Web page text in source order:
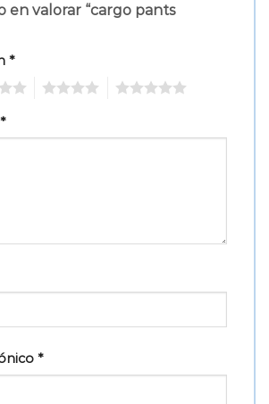
en valorar “cargo pants
*
*
*